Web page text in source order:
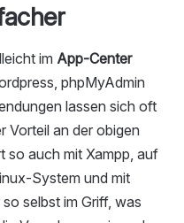
im App-Center
phpMyAdmin
lassen sich oft
Vorteil an der obigen
so auch mit Xampp, auf
System und mit
selbst im Griff, was